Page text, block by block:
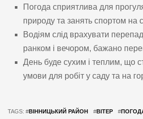
Погода сприятлива для
природу та занять спортом на
Водіям слід врахувати
ранком і вечором, бажано
День буде сухим і теплим, що
умови для робіт у саду та на
TAGS: #ВІННИЦЬКИЙ РАЙОН #ВІТЕР #